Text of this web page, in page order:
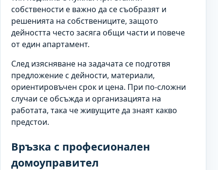
собствености е важно да се съобразят и
решенията на собствениците, защото
дейността често засяга общи части и повече
от един апартамент.
След изясняване на задачата се подготвя
предложение с дейности, материали,
ориентировъчен срок и цена. При по-сложни
случаи се обсъжда и организацията на
работата, така че живущите да знаят какво
предстои.
Връзка с професионален
домоуправител